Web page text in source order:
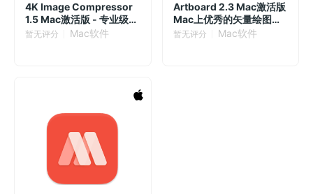
4K Image Compressor
1.5 Mac激活版 - 专业级
4K压缩高效而强大
暂无评分 Mac软件
Artboard 2.3 Mac激活版
Mac上优秀的矢量绘图软
件
暂无评分 Mac软件